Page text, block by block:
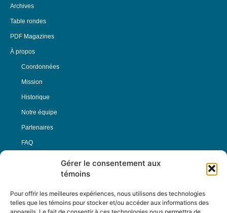
Gérer le consentement aux
témoins
Pour offrir les meilleures expériences, nous utilisons des technologies
telles que les témoins pour stocker et/ou accéder aux informations des
Archives
Table rondes
PDF Magazines
À propos
Coordonnées
Mission
Historique
Notre équipe
Partenaires
FAQ